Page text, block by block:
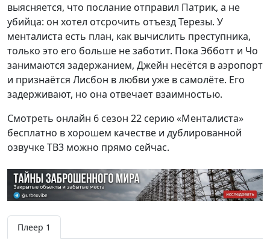
выясняется, что послание отправил Патрик, а не
убийца: он хотел отсрочить отъезд Терезы. У
менталиста есть план, как вычислить преступника,
только это его больше не заботит. Пока Эбботт и Чо
занимаются задержанием, Джейн несётся в аэропорт
и признаётся Лисбон в любви уже в самолёте. Его
задерживают, но она отвечает взаимностью.
Смотреть онлайн 6 сезон 22 серию «Менталиста»
бесплатно в хорошем качестве и дублированной
озвучке ТВ3 можно прямо сейчас.
Плеер 1